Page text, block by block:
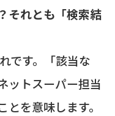
それとも「検索結
です。「該当な
ットスーパー担当
を意味します。